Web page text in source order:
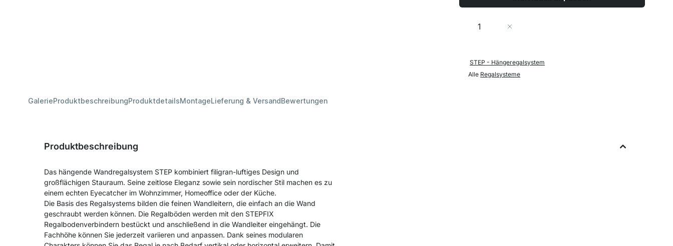
Menge
STEP - Hängeregalsystem
Alle Regalsysteme
GalerieProduktbeschreibungProduktdetailsMontageLieferung & VersandBewertungen
Produktbeschreibung
Das hängende Wandregalsystem STEP kombiniert filigran-luftiges Design und
großflächigen Stauraum. Seine zeitlose Eleganz sowie sein nordischer Stil machen es zu
einem echten Eyecatcher im Wohnzimmer, Homeoffice oder der Küche.
Die Basis des Regalsystems bilden die feinen Wandleitern, die einfach an die Wand
geschraubt werden können. Die Regalböden werden mit den STEPFIX
Regalbodenverbindern bestückt und anschließend in die Wandleiter eingehängt. Die
Fachhöhe können Sie jederzeit variieren und anpassen. Dank seines modularen